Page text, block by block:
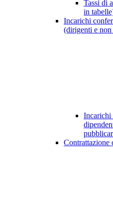
Tassi di
in
Incarichi
(dirigenti e
Incarichi
Contrattazione